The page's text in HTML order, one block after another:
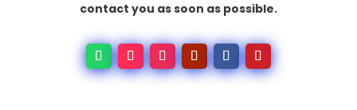
contact you as soon as possible.